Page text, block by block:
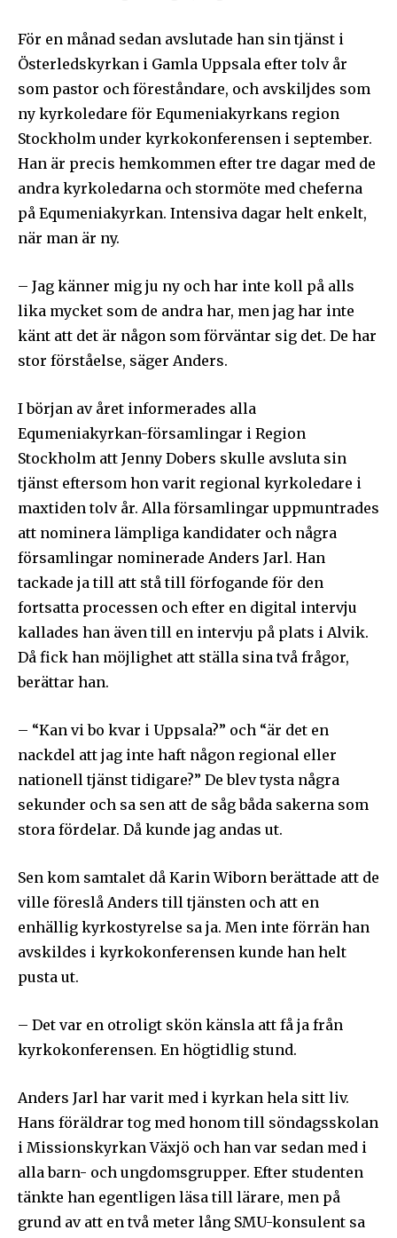
För en månad sedan avslutade han sin tjänst i
Österledskyrkan i Gamla Uppsala efter tolv år
som pastor och föreståndare, och avskiljdes som
ny kyrkoledare för Equmeniakyrkans region
Stockholm under kyrkokonferensen i september.
Han är precis hemkommen efter tre dagar med de
andra kyrkoledarna och stormöte med cheferna
på Equmeniakyrkan. Intensiva dagar helt enkelt,
när man är ny.
– Jag känner mig ju ny och har inte koll på alls
lika mycket som de andra har, men jag har inte
känt att det är någon som förväntar sig det. De har
stor förståelse, säger Anders.
I början av året informerades alla
Equmeniakyrkan-församlingar i Region
Stockholm att Jenny Dobers skulle avsluta sin
tjänst eftersom hon varit regional kyrkoledare i
maxtiden tolv år. Alla församlingar uppmuntrades
att nominera lämpliga kandidater och några
församlingar nominerade Anders Jarl. Han
tackade ja till att stå till förfogande för den
fortsatta processen och efter en digital intervju
kallades han även till en intervju på plats i Alvik.
Då fick han möjlighet att ställa sina två frågor,
berättar han.
– “Kan vi bo kvar i Uppsala?” och “är det en
nackdel att jag inte haft någon regional eller
nationell tjänst tidigare?” De blev tysta några
sekunder och sa sen att de såg båda sakerna som
stora fördelar. Då kunde jag andas ut.
Sen kom samtalet då Karin Wiborn berättade att de
ville föreslå Anders till tjänsten och att en
enhällig kyrkostyrelse sa ja. Men inte förrän han
avskildes i kyrkokonferensen kunde han helt
pusta ut.
– Det var en otroligt skön känsla att få ja från
kyrkokonferensen. En högtidlig stund.
Anders Jarl har varit med i kyrkan hela sitt liv.
Hans föräldrar tog med honom till söndagsskolan
i Missionskyrkan Växjö och han var sedan med i
alla barn- och ungdomsgrupper. Efter studenten
tänkte han egentligen läsa till lärare, men på
grund av att en två meter lång SMU-konsulent sa